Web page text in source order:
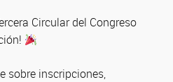
Circular del Congreso
sobre inscripciones,